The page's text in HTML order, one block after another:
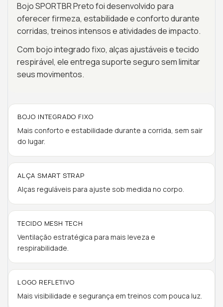
Bojo SPORTBR Preto foi desenvolvido para
oferecer firmeza, estabilidade e conforto durante
corridas, treinos intensos e atividades de impacto.
Com bojo integrado fixo, alças ajustáveis e tecido
respirável, ele entrega suporte seguro sem limitar
seus movimentos.
BOJO INTEGRADO FIXO
Mais conforto e estabilidade durante a corrida, sem sair
do lugar.
ALÇA SMART STRAP
Alças reguláveis para ajuste sob medida no corpo.
TECIDO MESH TECH
Ventilação estratégica para mais leveza e
respirabilidade.
LOGO REFLETIVO
Mais visibilidade e segurança em treinos com pouca luz.